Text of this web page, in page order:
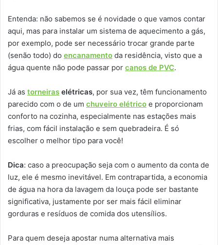
Entenda: não sabemos se é novidade o que vamos contar
aqui, mas para instalar um sistema de aquecimento a gás,
por exemplo, pode ser necessário trocar grande parte
(senão todo) do encanamento da residência, visto que a
água quente não pode passar por canos de PVC.
Já as torneiras elétricas, por sua vez, têm funcionamento
parecido com o de um chuveiro elétrico e proporcionam
conforto na cozinha, especialmente nas estações mais
frias, com fácil instalação e sem quebradeira. É só
escolher o melhor tipo para você!
Dica: caso a preocupação seja com o aumento da conta de
luz, ele é mesmo inevitável. Em contrapartida, a economia
de água na hora da lavagem da louça pode ser bastante
significativa, justamente por ser mais fácil eliminar
gorduras e resíduos de comida dos utensílios.
Para quem deseja apostar numa alternativa mais